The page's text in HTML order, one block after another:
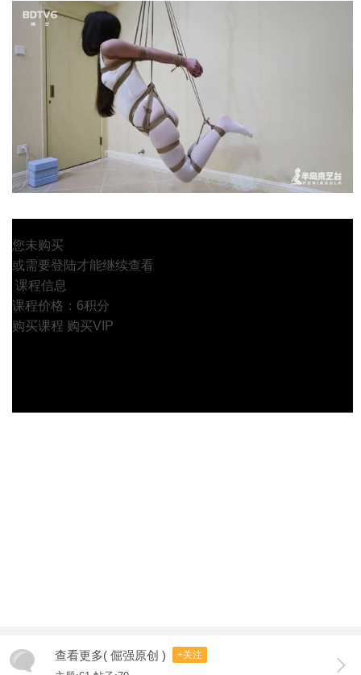
您未购买
或需要登陆才能继续查看
课程信息
课程价格：6积分
购买课程 购买VIP
查看更多( 倔强原创 ) +关注